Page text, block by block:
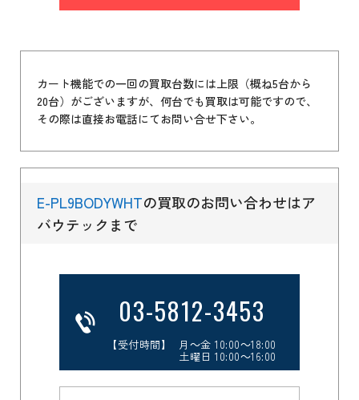
カート機能での一回の買取台数には上限（概ね5台から
20台）がございますが、何台でも買取は可能ですので、
その際は直接お電話にてお問い合せ下さい。
E-PL9BODYWHTの買取のお問い合わせはア
バウテックまで
03-5812-3453
【受付時間】 月～金 10:00～18:00
土曜日 10:00～16:00